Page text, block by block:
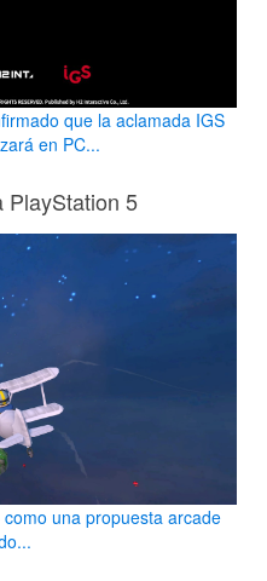
que la aclamada IGS
en PC...
PlayStation 5
una propuesta arcade